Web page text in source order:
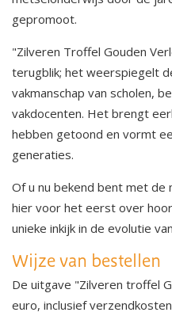
gepromoot.
"Zilveren Troffel Gouden
terugblik; het weerspiegelt
vakmanschap van scholen,
vakdocenten. Het brengt
hebben getoond en vormt
generaties.
Of u nu bekend bent met de
hier voor het eerst over
unieke inkijk in de evolutie
Wijze van bestellen
De uitgave "Zilveren troffel
euro, inclusief